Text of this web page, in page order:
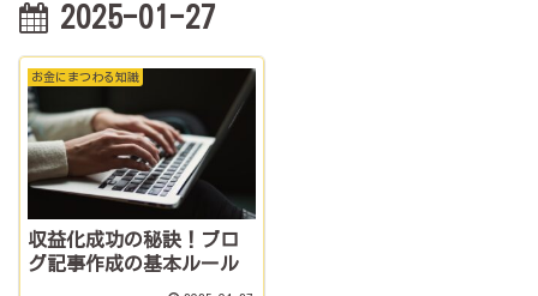
2025-01-27
お金にまつわる知識
収益化成功の秘訣！ブロ
グ記事作成の基本ルール